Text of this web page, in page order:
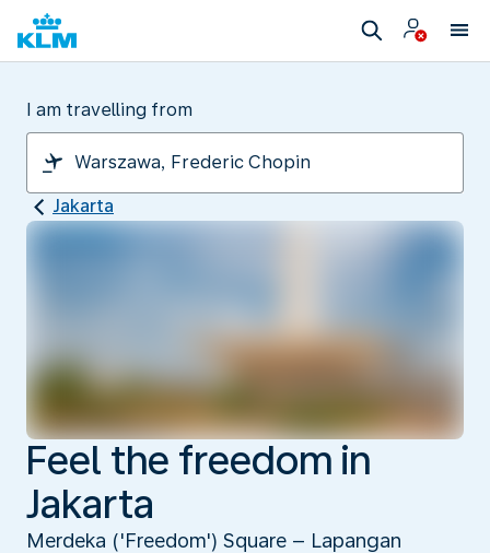
I am travelling from
Jakarta
Feel the freedom in
Jakarta
Merdeka ('Freedom') Square – Lapangan